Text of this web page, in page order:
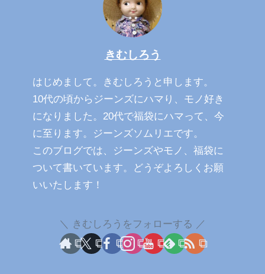
きむしろう
はじめまして。きむしろうと申します。
10代の頃からジーンズにハマり、モノ好き
になりました。20代で福袋にハマって、今
に至ります。ジーンズソムリエです。
このブログでは、ジーンズやモノ、福袋に
ついて書いています。どうぞよろしくお願
いいたします！
きむしろうをフォローする